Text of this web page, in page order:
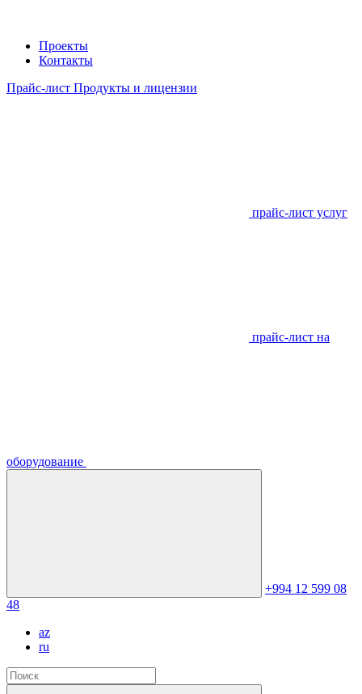
Проекты
Контакты
Прайс-лист Продукты и лицензии
прайс-лист услуг
прайс-лист на
оборудование
+994 12 599 08
48
az
ru